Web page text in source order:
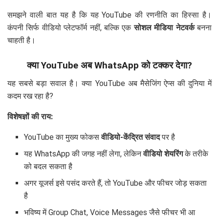
समझने वाली बात यह है कि यह YouTube की रणनीति का हिस्सा है।
कंपनी सिर्फ वीडियो प्लेटफॉर्म नहीं, बल्कि एकसोशल मीडिया नेटवर्कबनना
चाहती है।
क्या YouTube अब WhatsApp को टक्कर देगा?
यह सबसे बड़ा सवाल है। क्या YouTube अब मैसेजिंग ऐप्स की दुनिया में
कदम रख रहा है?
विशेषज्ञों की राय:
YouTube का मुख्य फोकसवीडियो-केंद्रित संवादपर है
यह WhatsApp की जगह नहीं लेगा, लेकिनवीडियो शेयरिंगके तरीके
को बदल सकता है
अगर यूजर्स इसे पसंद करते हैं, तो YouTube और फीचर जोड़ सकता
है
भविष्य में Group Chat, Voice Messages जैसे फीचर भी आ